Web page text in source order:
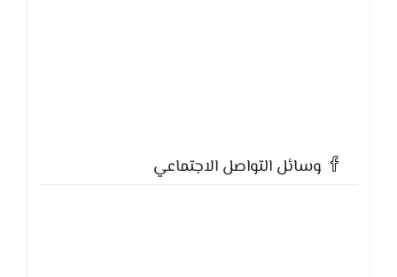
وسائل التواصل الاجتماعي